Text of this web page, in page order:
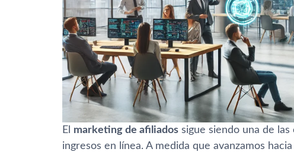
El marketing de afiliados sigue siendo una de
ingresos en línea. A medida que avanzamos